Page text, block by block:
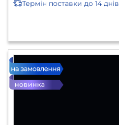
Термін поставки до 14 днів